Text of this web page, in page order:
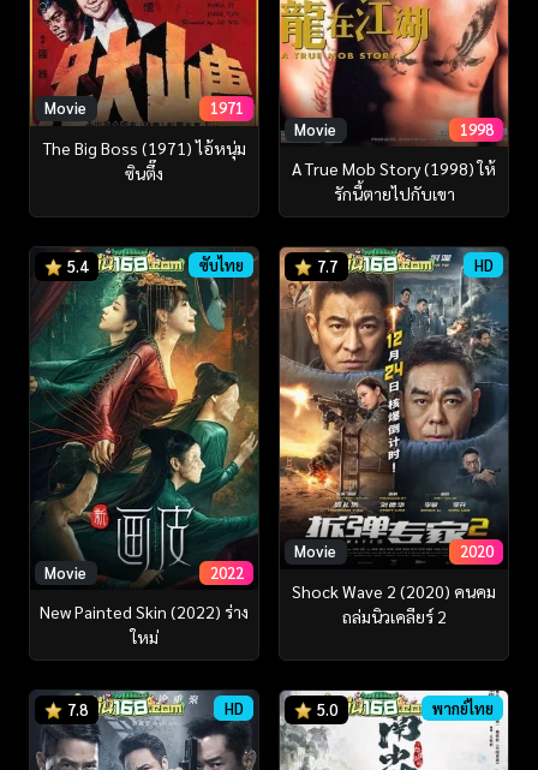
Movie 1971
The Big Boss (1971) ไอ้หนุ่ม
ซินตึ๊ง
Movie 1998
A True Mob Story (1998) ให้
รักนี้ตายไปกับเขา
5.4 ซับไทย
Movie 2022
New Painted Skin (2022) ร่าง
ใหม่
7.7 HD
Movie 2020
Shock Wave 2 (2020) คนคม
ถล่มนิวเคลียร์ 2
7.8 HD 5.0 พากย์ไทย